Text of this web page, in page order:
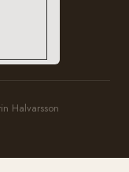
Halvarsson